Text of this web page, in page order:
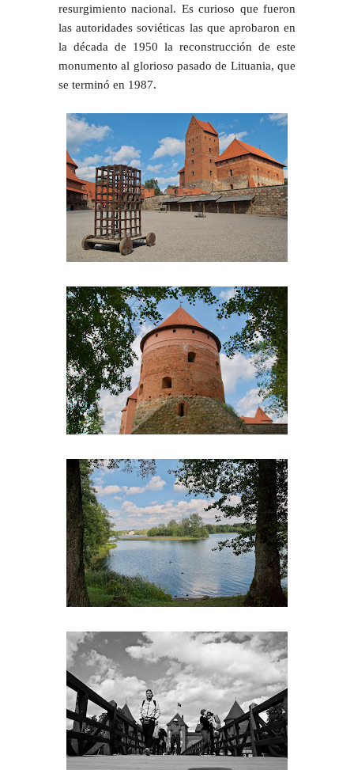
resurgimiento nacional. Es curioso que fueron
las autoridades soviéticas las que aprobaron en
la década de 1950 la reconstrucción de este
monumento al glorioso pasado de Lituania, que
se terminó en 1987.